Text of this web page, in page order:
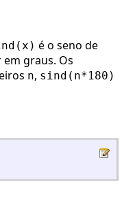
é o seno de
graus. Os
n, sind(n*180)